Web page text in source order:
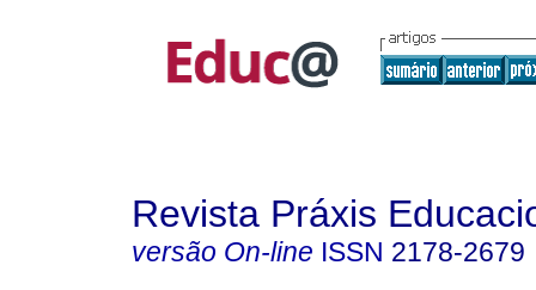
Revista Práxis
versão On-line ISSN 2178-2679